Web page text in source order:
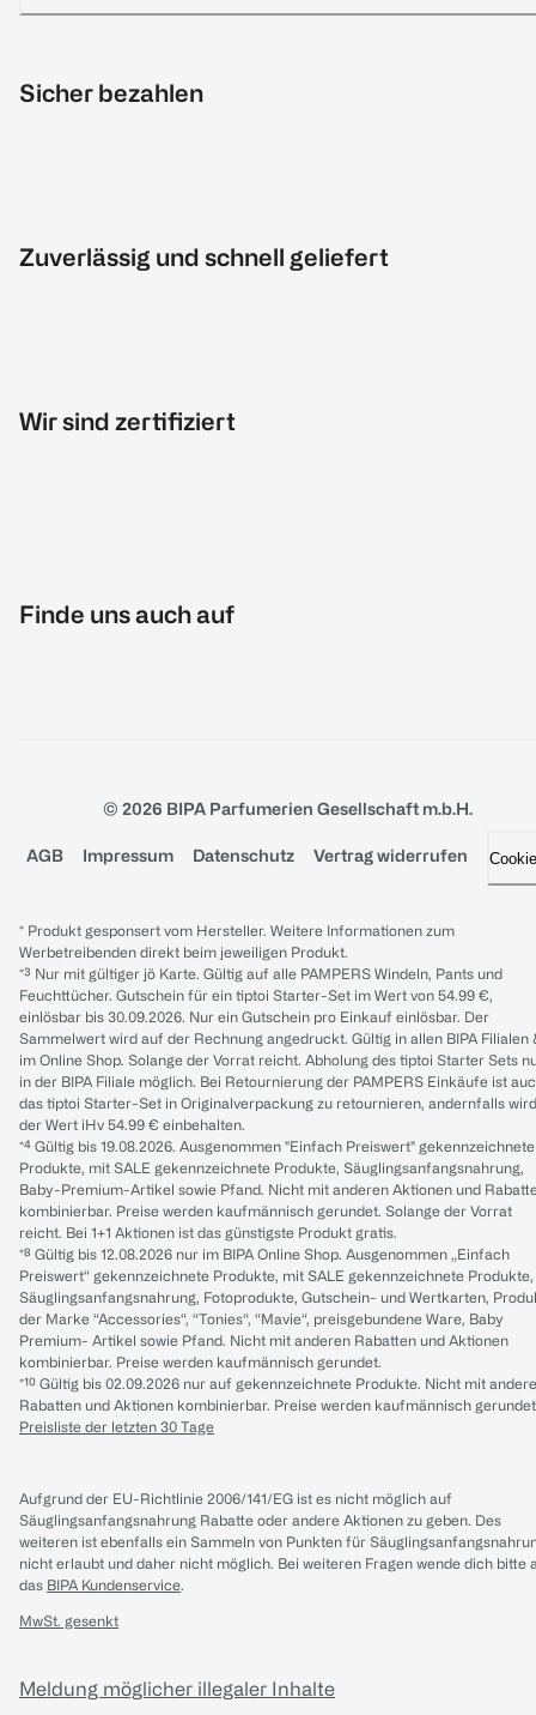
Sicher bezahlen
Zuverlässig und schnell geliefert
Wir sind zertifiziert
Finde uns auch auf
© 2026 BIPA Parfumerien Gesellschaft m.b.H.
AGB Impressum Datenschutz Vertrag widerrufen
* Produkt gesponsert vom Hersteller. Weitere Informationen zum
Werbetreibenden direkt beim jeweiligen Produkt.
*³ Nur mit gültiger jö Karte. Gültig auf alle PAMPERS Windeln, Pants und
Feuchttücher. Gutschein für ein tiptoi Starter-Set im Wert von 54.99 €,
einlösbar bis 30.09.2026. Nur ein Gutschein pro Einkauf einlösbar. Der
Sammelwert wird auf der Rechnung angedruckt. Gültig in allen BIPA Filialen
im Online Shop. Solange der Vorrat reicht. Abholung des tiptoi Starter Sets
in der BIPA Filiale möglich. Bei Retournierung der PAMPERS Einkäufe ist
das tiptoi Starter-Set in Originalverpackung zu retournieren, andernfalls wird
der Wert iHv 54.99 € einbehalten.
*⁴ Gültig bis 19.08.2026. Ausgenommen "Einfach Preiswert" gekennzeichnete
Produkte, mit SALE gekennzeichnete Produkte, Säuglingsanfangsnahrung,
Baby-Premium-Artikel sowie Pfand. Nicht mit anderen Aktionen und
kombinierbar. Preise werden kaufmännisch gerundet. Solange der Vorrat
reicht. Bei 1+1 Aktionen ist das günstigste Produkt gratis.
*⁸ Gültig bis 12.08.2026 nur im BIPA Online Shop. Ausgenommen „Einfach
Preiswert“ gekennzeichnete Produkte, mit SALE gekennzeichnete Produkte,
Säuglingsanfangsnahrung, Fotoprodukte, Gutschein- und Wertkarten,
der Marke “Accessories“, “Tonies“, “Mavie“, preisgebundene Ware, Baby
Premium- Artikel sowie Pfand. Nicht mit anderen Rabatten und Aktionen
kombinierbar. Preise werden kaufmännisch gerundet.
*¹⁰ Gültig bis 02.09.2026 nur auf gekennzeichnete Produkte. Nicht mit
Rabatten und Aktionen kombinierbar. Preise werden kaufmännisch
Preisliste der letzten 30 Tage
Aufgrund der EU-Richtlinie 2006/141/EG ist es nicht möglich auf
Säuglingsanfangsnahrung Rabatte oder andere Aktionen zu geben. Des
weiteren ist ebenfalls ein Sammeln von Punkten für
nicht erlaubt und daher nicht möglich. Bei weiteren Fragen wende dich bitte
das BIPA Kundenservice.
MwSt. gesenkt
Meldung möglicher illegaler Inhalte